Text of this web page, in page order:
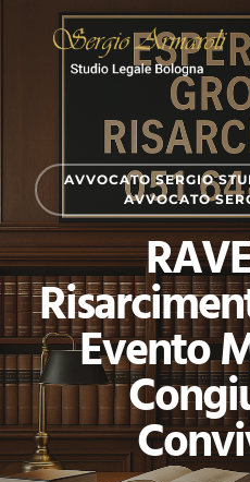
AVVOCATO SERGIO
AVVOCATO
Evento